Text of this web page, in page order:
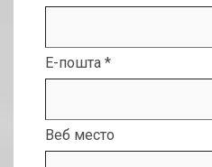
Е-пошта *
Веб место